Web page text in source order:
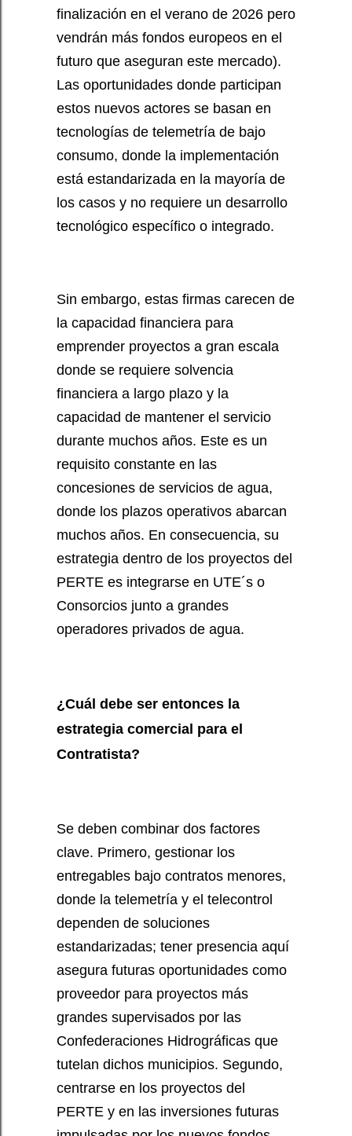
finalización en el verano de 2026 pero
vendrán más fondos europeos en el
futuro que aseguran este mercado).
Las oportunidades donde participan
estos nuevos actores se basan en
tecnologías de telemetría de bajo
consumo, donde la implementación
está estandarizada en la mayoría de
los casos y no requiere un desarrollo
tecnológico específico o integrado.
Sin embargo, estas firmas carecen de
la capacidad financiera para
emprender proyectos a gran escala
donde se requiere solvencia
financiera a largo plazo y la
capacidad de mantener el servicio
durante muchos años. Este es un
requisito constante en las
concesiones de servicios de agua,
donde los plazos operativos abarcan
muchos años. En consecuencia, su
estrategia dentro de los proyectos del
PERTE es integrarse en UTE´s o
Consorcios junto a grandes
operadores privados de agua.
¿Cuál debe ser entonces la
estrategia comercial para el
Contratista?
Se deben combinar dos factores
clave. Primero, gestionar los
entregables bajo contratos menores,
donde la telemetría y el telecontrol
dependen de soluciones
estandarizadas; tener presencia aquí
asegura futuras oportunidades como
proveedor para proyectos más
grandes supervisados por las
Confederaciones Hidrográficas que
tutelan dichos municipios. Segundo,
centrarse en los proyectos del
PERTE y en las inversiones futuras